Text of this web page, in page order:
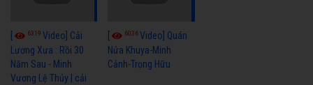
6319 Video] Cải
Lương Xưa : Rồi 30
Năm Sau - Minh
Vương Lệ Thủy | cải
6036Video] Quán
Nửa Khuya-Minh
Cảnh-Trọng Hữu